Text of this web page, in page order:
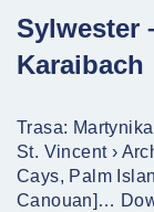
Sylwester
Karaibach
Trasa:
St. Vincent ›
Cays, Palm
Canouan]…